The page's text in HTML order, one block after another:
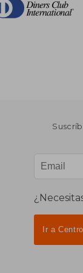
Ir a